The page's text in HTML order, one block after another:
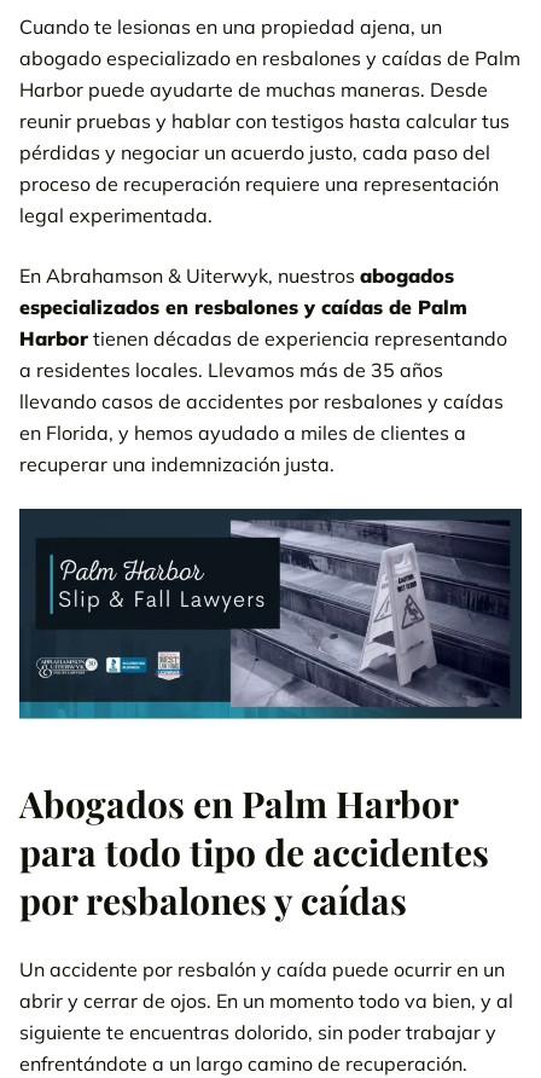
Cuando te lesionas en una propiedad ajena, un
abogado especializado en resbalones y caídas de Palm
Harbor puede ayudarte de muchas maneras. Desde
reunir pruebas y hablar con testigos hasta calcular tus
pérdidas y negociar un acuerdo justo, cada paso del
proceso de recuperación requiere una representación
legal experimentada.
En Abrahamson & Uiterwyk, nuestros abogados
especializados en resbalones y caídas de Palm
Harbor tienen décadas de experiencia representando
a residentes locales. Llevamos más de 35 años
llevando casos de accidentes por resbalones y caídas
en Florida, y hemos ayudado a miles de clientes a
recuperar una indemnización justa.
Abogados en Palm Harbor
para todo tipo de accidentes
por resbalones y caídas
Un accidente por resbalón y caída puede ocurrir en un
abrir y cerrar de ojos. En un momento todo va bien, y al
siguiente te encuentras dolorido, sin poder trabajar y
enfrentándote a un largo camino de recuperación.